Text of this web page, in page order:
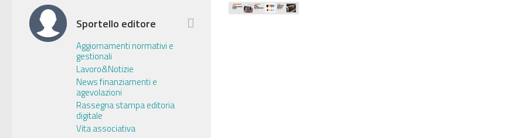
Sportello editore
Aggiornamenti normativi e
gestionali
Lavoro&Notizie
News finanziamenti e
agevolazioni
Rassegna stampa editoria
digitale
Vita associativa